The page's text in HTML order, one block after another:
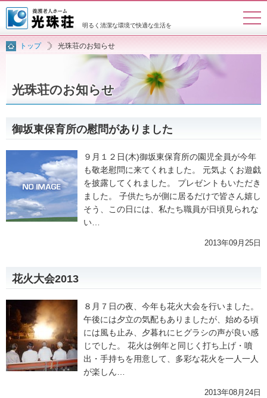
明るく清潔な環境で快適な生活を
トップページ
施設案内
アクセスマップ
トップ 光珠荘のお知らせ
光珠荘のお知らせ
御坂東保育所の慰問がありました
９月１２日(木)御坂東保育所の園児全員が今年
も敬老慰問に来てくれました。 元気よくお遊戯
を披露してくれました。 プレゼントもいただき
ました。 子供たちが側に居るだけで皆さん嬉し
そう、この日には、私たち職員が日頃見られな
い…
2013年09月25日
花火大会2013
８月７日の夜、今年も花火大会を行いました。
午後には夕立の気配もありましたが、始める頃
には風も止み、夕暮れにヒグラシの声が良い感
じでした。 花火は例年と同じく打ち上げ・噴
出・手持ちを用意して、多彩な花火を一人一人
が楽しん…
2013年08月24日